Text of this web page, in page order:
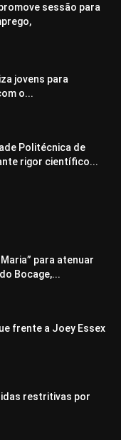
sessão para
jovens para
o...
Politécnica de
rigor científico...
para atenuar
Bocage,...
frente a Joey Essex
restritivas por